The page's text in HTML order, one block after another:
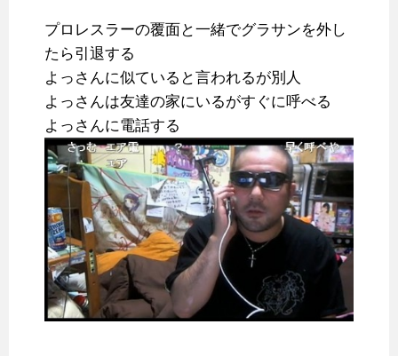
プロレスラーの覆面と一緒でグラサンを外し
たら引退する
よっさんに似ていると言われるが別人
よっさんは友達の家にいるがすぐに呼べる
よっさんに電話する